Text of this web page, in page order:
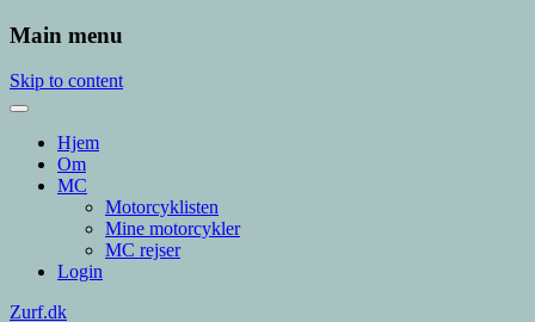
Main menu
Skip to content
Hjem
Om
MC
Motorcyklisten
Mine motorcykler
MC rejser
Login
Zurf.dk